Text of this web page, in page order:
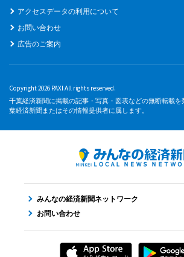
アクセスデータの利用について
お問い合わせ
広告のご案内
Copyright 2026 PAXI All rights reserved.
千葉経済新聞に掲載の記事・写真・図表などの無断転載
葉経済新聞またはその情報提供者に属します。
みんなの経済新聞ネットワーク
お問い合わせ